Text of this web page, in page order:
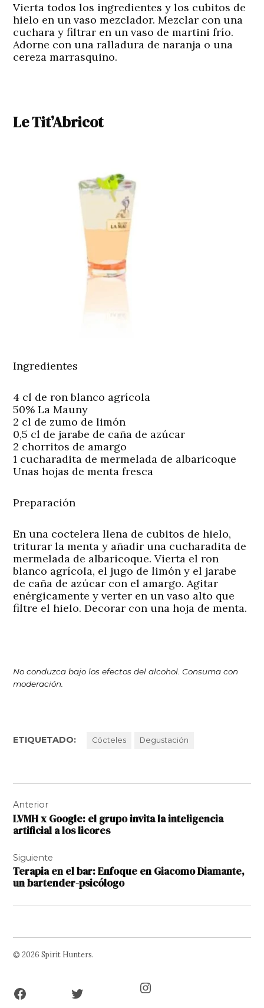
Vierta todos los ingredientes y los cubitos de
hielo en un vaso mezclador. Mezclar con una
cuchara y filtrar en un vaso de martini frío.
Adorne con una ralladura de naranja o una
cereza marrasquino.
Le Tit’Abricot
Ingredientes
4 cl de ron blanco agrícola
50% La Mauny
2 cl de zumo de limón
0,5 cl de jarabe de caña de azúcar
2 chorritos de amargo
1 cucharadita de mermelada de albaricoque
Unas hojas de menta fresca
Preparación
En una coctelera llena de cubitos de hielo,
triturar la menta y añadir una cucharadita de
mermelada de albaricoque. Vierta el ron
blanco agrícola, el jugo de limón y el jarabe
de caña de azúcar con el amargo. Agitar
enérgicamente y verter en un vaso alto que
filtre el hielo. Decorar con una hoja de menta.
No conduzca bajo los efectos del alcohol. Consuma con
moderación.
ETIQUETADO: Cócteles Degustación
de
entradas
Anterior
LVMH x Google: el grupo invita la inteligencia
artificial a los licores
Siguiente
Terapia en el bar: Enfoque en Giacomo Diamante,
un bartender-psicólogo
© 2026 Spirit Hunters.